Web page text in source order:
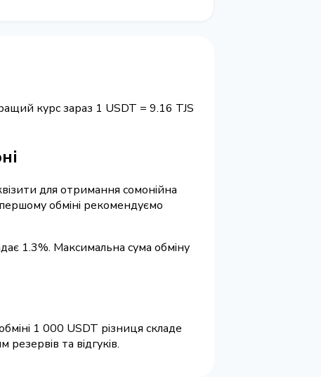
курс зараз 1 USDT = 9.16 TJS
для отримання сомонійна
обміні рекомендуємо
1.3%. Максимальна сума обміну
1 000 USDT різниця складе
та відгуків.